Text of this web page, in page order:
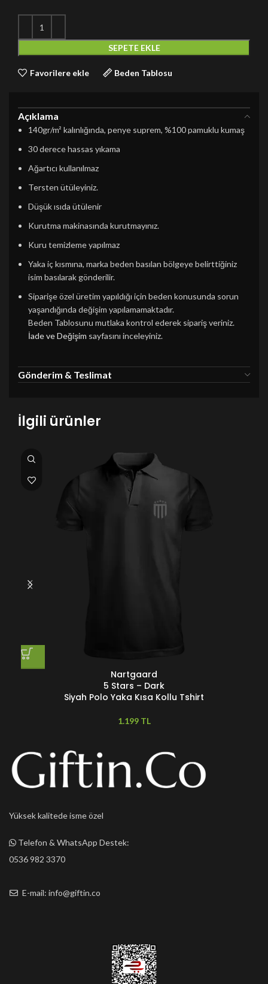
SEPETE EKLE
Favorilere ekle Beden Tablosu
Açıklama
140gr/m² kalınlığında, penye suprem, %100 pamuklu kumaş
30 derece hassas yıkama
Ağartıcı kullanılmaz
Tersten ütüleyiniz.
Düşük ısıda ütülenir
Kurutma makinasında kurutmayınız.
Kuru temizleme yapılmaz
Yaka iç kısmına, marka beden basılan bölgeye belirttiğiniz
isim basılarak gönderilir.
Siparişe özel üretim yapıldığı için beden konusunda sorun
yaşandığında değişim yapılamamaktadır.
Beden Tablosunu mutlaka kontrol ederek sipariş veriniz.
İade ve Değişim sayfasını inceleyiniz.
Gönderim & Teslimat
İlgili ürünler
Nartgaard
5 Stars – Dark
Siyah Polo Yaka Kısa Kollu Tshirt
TL
Yüksek kalitede isme özel
Telefon & WhatsApp Destek:
0536 982 3370
E-mail: info@giftin.co